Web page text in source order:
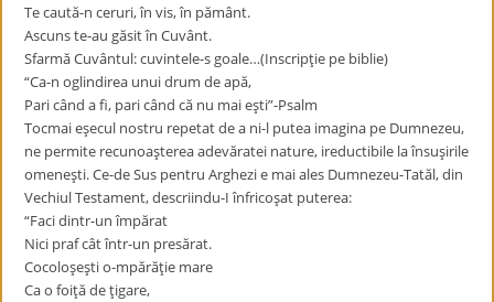
Te caută-n ceruri, în vis, în pământ.
Ascuns te-au găsit în Cuvânt.
Sfarmă Cuvântul: cuvintele-s goale…(Inscripţie pe biblie)
“Ca-n oglindirea unui drum de apă,
Pari când a fi, pari când că nu mai eşti”-Psalm
Tocmai eşecul nostru repetat de a ni-l putea imagina pe Dumnezeu,
ne permite recunoaşterea adevăratei nature, ireductibile la însuşirile
omeneşti. Ce-de Sus pentru Arghezi e mai ales Dumnezeu-Tatăl, din
Vechiul Testament, descriindu-I înfricoşat puterea:
“Faci dintr-un împărat
Nici praf cât într-un presărat.
Cocoloşeşti o-mpărăţie mare
Ca o foiţă de ţigare,